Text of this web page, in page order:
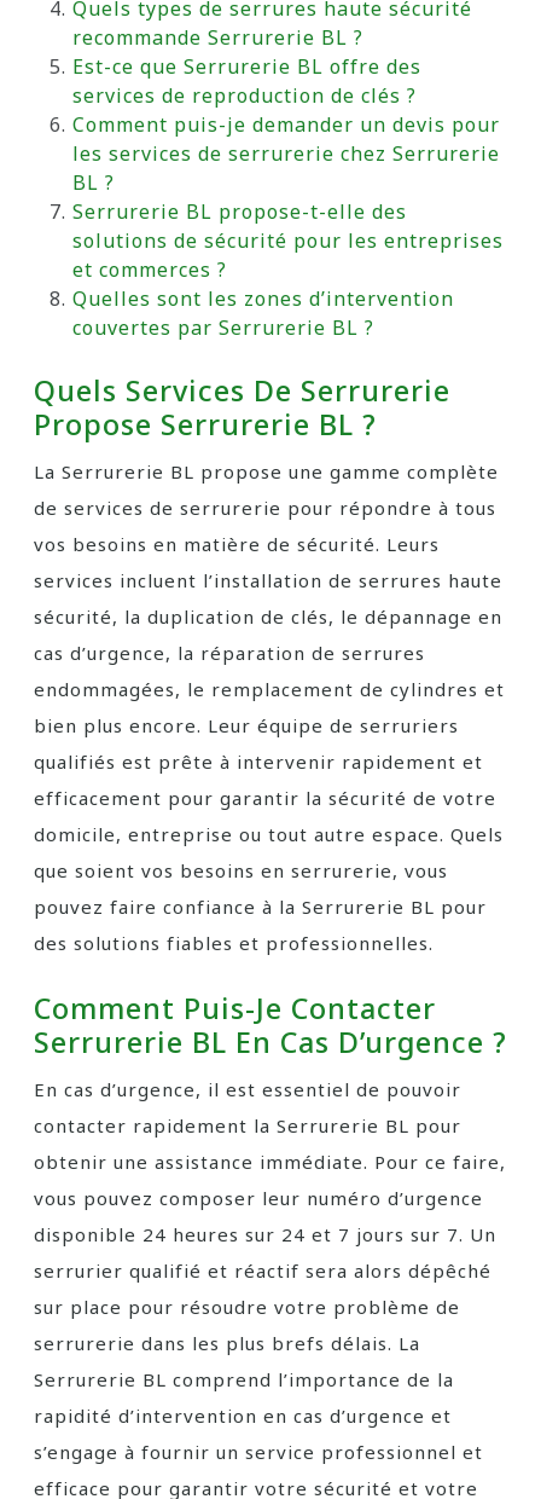
Quels types de serrures haute sécurité
recommande Serrurerie BL ?
Est-ce que Serrurerie BL offre des
services de reproduction de clés ?
Comment puis-je demander un devis pour
les services de serrurerie chez Serrurerie
BL ?
Serrurerie BL propose-t-elle des
solutions de sécurité pour les entreprises
et commerces ?
Quelles sont les zones d’intervention
couvertes par Serrurerie BL ?
Quels Services De Serrurerie
Propose Serrurerie BL ?
La Serrurerie BL propose une gamme complète
de services de serrurerie pour répondre à tous
vos besoins en matière de sécurité. Leurs
services incluent l’installation de serrures haute
sécurité, la duplication de clés, le dépannage en
cas d’urgence, la réparation de serrures
endommagées, le remplacement de cylindres et
bien plus encore. Leur équipe de serruriers
qualifiés est prête à intervenir rapidement et
efficacement pour garantir la sécurité de votre
domicile, entreprise ou tout autre espace. Quels
que soient vos besoins en serrurerie, vous
pouvez faire confiance à la Serrurerie BL pour
des solutions fiables et professionnelles.
Comment Puis-Je Contacter
Serrurerie BL En Cas D’urgence ?
En cas d’urgence, il est essentiel de pouvoir
contacter rapidement la Serrurerie BL pour
obtenir une assistance immédiate. Pour ce faire,
vous pouvez composer leur numéro d’urgence
disponible 24 heures sur 24 et 7 jours sur 7. Un
serrurier qualifié et réactif sera alors dépêché
sur place pour résoudre votre problème de
serrurerie dans les plus brefs délais. La
Serrurerie BL comprend l’importance de la
rapidité d’intervention en cas d’urgence et
s’engage à fournir un service professionnel et
efficace pour garantir votre sécurité et votre